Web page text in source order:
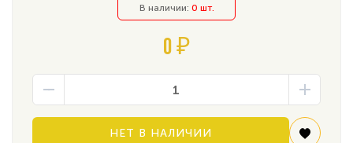
В наличии: 0 шт.
0 ₽
НЕТ В НАЛИЧИИ